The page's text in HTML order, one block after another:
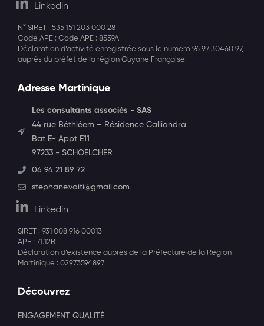
Linkedin
N° SIRET : 535 151 203 000 28
Code APE : Code APE : 8559A
Déclaration d’activité enregistrée sous le numéro 96 97 30460 97,
auprès du préfet de la région Guyane Française
Adresse Martinique
Les consultants associés - SAS
44 rue Béthléem – Résidence Calliandra
Bat E- Appt E11
97233 - SCHOELCHER
06 94 21 89 72
stephane.vaiti@gmail.com
Linkedin
SIRET : 931 008 916 00013
APE : 71.12B
Déclaration d’existence auprès de la Préfecture de la Région
Martinique : 02973594897
Découvrez
ENGAGEMENT QUALITÉ